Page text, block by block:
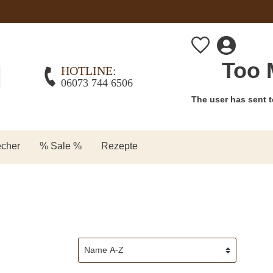
HOTLINE:
06073 744 6506 Too
The user has sent
% Sale % Rezepte
Teigwanne
Oktoberfest
Tiere